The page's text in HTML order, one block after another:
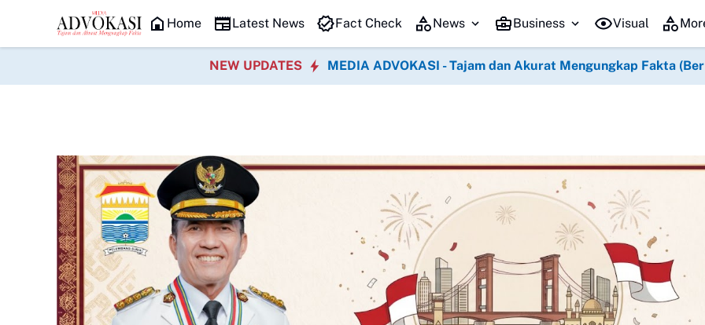
HEADLINE
Home Latest News Fact Check News Business Visual
NEW UPDATES MEDIA ADVOKASI - Tajam dan Akurat Mengungkap Fakta